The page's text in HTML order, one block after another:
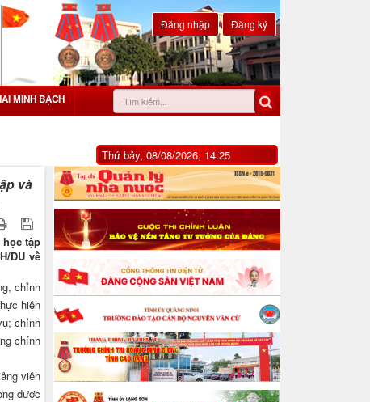
Đăng nhập Đăng ký
MINH BẠCH
Thứ bảy, 08/08/2026, 14:25
và
tập
ĐU về
chỉnh
hiện
chỉnh
chính
viên
được